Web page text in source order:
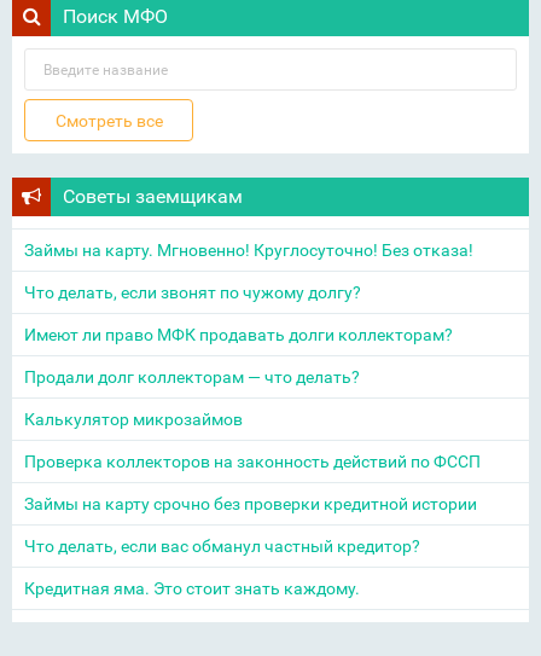
Поиск МФО
Советы заемщикам
Займы на карту. Мгновенно! Круглосуточно! Без отказа!
Что делать, если звонят по чужому долгу?
Имеют ли право МФК продавать долги коллекторам?
Продали долг коллекторам — что делать?
Калькулятор микрозаймов
Проверка коллекторов на законность действий по ФССП
Займы на карту срочно без проверки кредитной истории
Что делать, если вас обманул частный кредитор?
Кредитная яма. Это стоит знать каждому.